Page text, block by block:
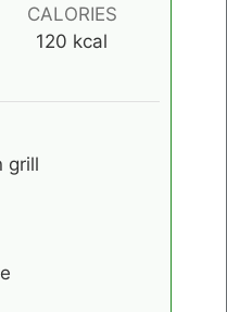
CALORIES
120 kcal
grill